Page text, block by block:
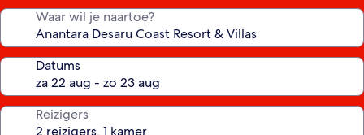
Waar wil je naartoe?
Datums
Reizigers